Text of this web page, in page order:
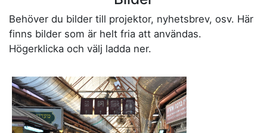
Behöver du bilder till projektor, nyhetsbrev, osv. Här
finns bilder som är helt fria att användas.
Högerklicka och välj ladda ner.